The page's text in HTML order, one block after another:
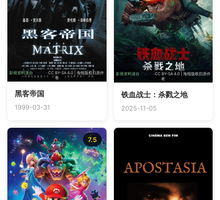
影视资料源自 TMDB · CC BY-SA 4.0 | 海报版权归原作
者
黑客帝国
1999-03-31
影视资料源自 TMDB · CC BY-SA 4.0 | 海报版权归原作
者
铁血战士：杀戮之地
2025-11-05
7.5